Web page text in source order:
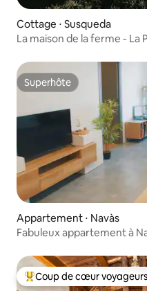
Cottage ⋅ Susqueda
La maison de la ferme - La
Superhôte
Superhôte
Appartement ⋅ Navàs
Fabuleux appartement à
Coups de cœur voyageurs
Coup de cœur voyageurs